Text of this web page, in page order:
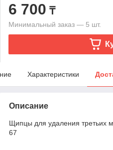
6 700 ₸
Минимальный заказ — 5 шт.
Характеристики
Описание
Щипцы для удаления третьих
67